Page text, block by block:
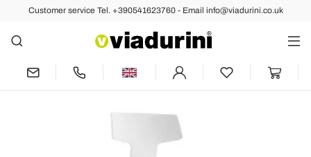
Customer service Tel. +390541623760 - Email info@viadurini.co.uk
Back Previous Next
2 Stackable Outdoor Stools in Metal and
Polypropylene Made in Italy Annice